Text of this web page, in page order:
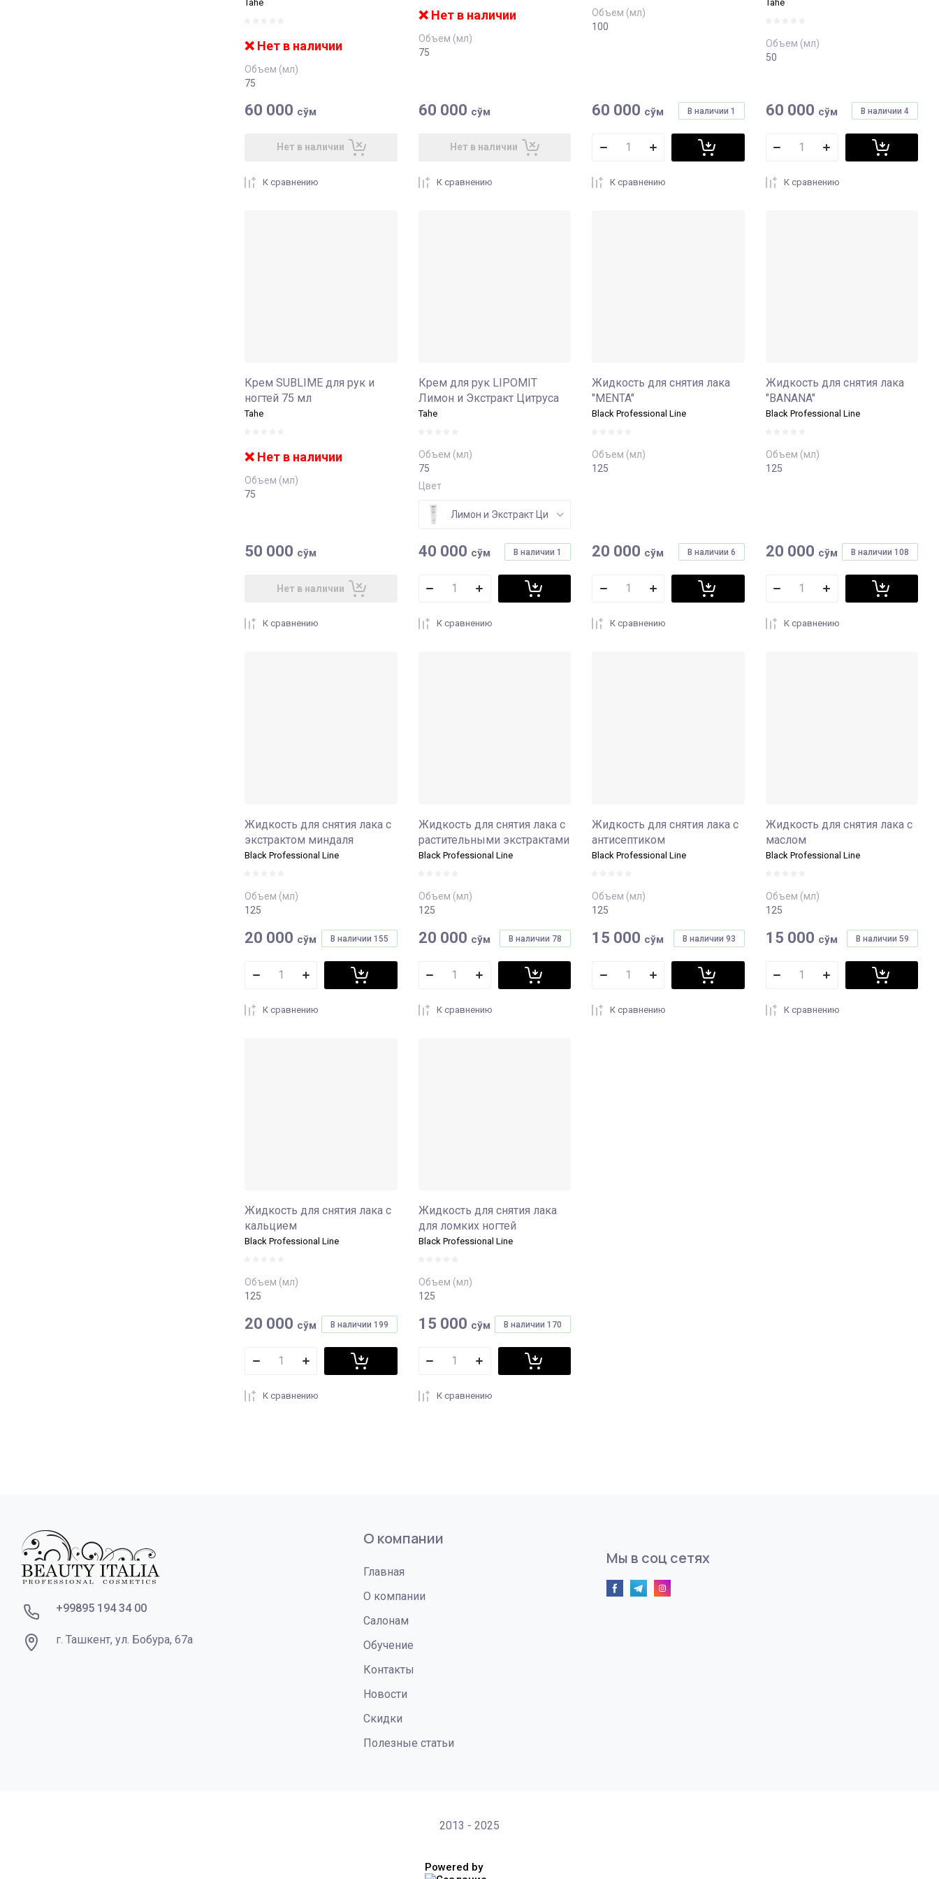
Tahe
❌ Нет в наличии
Объем (мл)
75
60 000 сўм
Нет в наличии
К сравнению
❌ Нет в наличии
Объем (мл)
75
60 000 сўм
Нет в наличии
К сравнению
Объем (мл)
100
В наличии 1
60 000 сўм
К сравнению
Tahe
Объем (мл)
50
В наличии 4
60 000 сўм
К сравнению
Крем SUBLIME для рук и
ногтей 75 мл
Tahe
❌ Нет в наличии
Объем (мл)
75
50 000 сўм
Нет в наличии
К сравнению
Крем для рук LIPOMIT
Лимон и Экстракт Цитруса
Tahe
Объем (мл)
75
Цвет
Лимон и Экстракт Цитруса
В наличии 1
40 000 сўм
К сравнению
Жидкость для снятия лака
"MENTA"
Black Professional Line
Объем (мл)
125
В наличии 6
20 000 сўм
К сравнению
Жидкость для снятия лака
"BANANA"
Black Professional Line
Объем (мл)
125
В наличии 108
20 000 сўм
К сравнению
Жидкость для снятия лака с
экстрактом миндаля
Black Professional Line
Объем (мл)
125
В наличии 155
20 000 сўм
К сравнению
Жидкость для снятия лака с
растительными экстрактами
Black Professional Line
Объем (мл)
125
В наличии 78
20 000 сўм
К сравнению
Жидкость для снятия лака с
антисептиком
Black Professional Line
Объем (мл)
125
В наличии 93
15 000 сўм
К сравнению
Жидкость для снятия лака с
маслом
Black Professional Line
Объем (мл)
125
В наличии 59
15 000 сўм
К сравнению
Жидкость для снятия лака с
кальцием
Black Professional Line
Объем (мл)
125
В наличии 199
20 000 сўм
К сравнению
Жидкость для снятия лака
для ломких ногтей
Black Professional Line
Объем (мл)
125
В наличии 170
15 000 сўм
К сравнению
+99895 194 34 00
г. Ташкент, ул. Бобура, 67а
О компании
Главная
О компании
Салонам
Обучение
Контакты
Новости
Скидки
Полезные статьи
Мы в соц сетях
2013 - 2025
Powered by